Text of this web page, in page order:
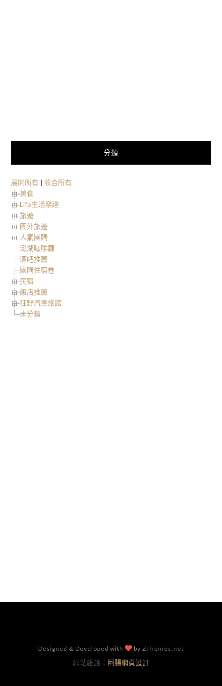
分類
展開所有 | 收合所有
美食
Life生活樂趣
旅遊
國外旅遊
人氣團購
澎湖咖啡廳
酒吧推薦
團購住宿卷
民宿
飯店推薦
狂野汽車旅館
未分類
Designed & Developed with by ZThemes.net
網站維護： 阿腸網頁設計